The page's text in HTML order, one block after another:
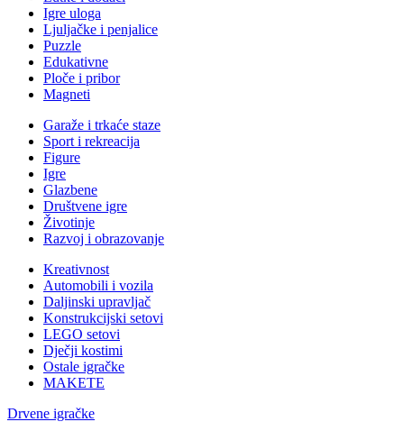
Igre uloga
Ljuljačke i penjalice
Puzzle
Edukativne
Ploče i pribor
Magneti
Garaže i trkaće staze
Sport i rekreacija
Figure
Igre
Glazbene
Društvene igre
Životinje
Razvoj i obrazovanje
Kreativnost
Automobili i vozila
Daljinski upravljač
Konstrukcijski setovi
LEGO setovi
Dječji kostimi
Ostale igračke
MAKETE
Drvene igračke